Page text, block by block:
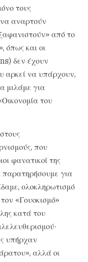
τους
να αναρτούν
από το
όπως και οι
δεν έχουν
αρκεί να υπάρχουν,
μιλάμε για
του
που
φανατικοί της
για
ολοκληρωτισμό
«Γουοκισμό»
κατά του
υπήρχαν
αλλά οι